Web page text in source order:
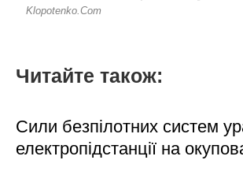
Читайте також:
Сили безпілотних систем
електропідстанції на